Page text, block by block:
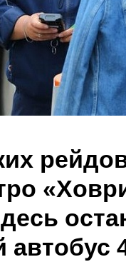
автобус